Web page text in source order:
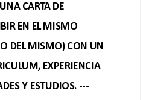
CARTA DE
EN EL MISMO
DEL MISMO) CON UN
EXPERIENCIA
Y ESTUDIOS. ---